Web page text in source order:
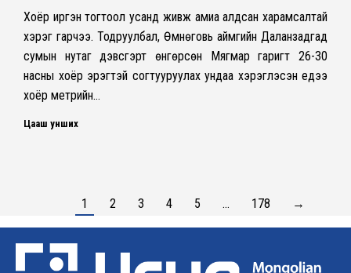
Хоёр иргэн тогтоол усанд живж амиа алдсан харамсалтай
хэрэг гарчээ. Тодруулбал, Өмнөговь аймгийн Даланзадгад
сумын нутаг дэвсгэрт өнгөрсөн Мягмар гаригт 26-30
насны хоёр эрэгтэй согтууруулах ундаа хэрэглэсэн үедээ
хоёр метрийн…
Цааш унших
1 2 3 4 5 … 178 →